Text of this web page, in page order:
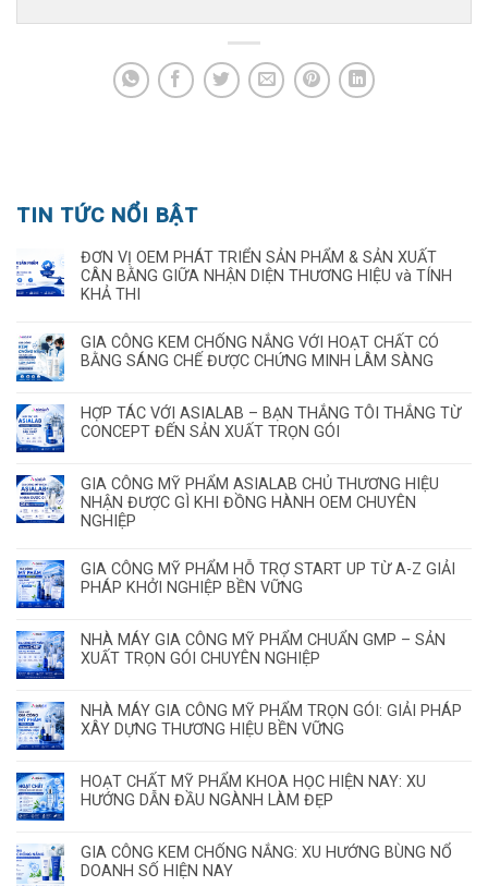
TIN TỨC NỔI BẬT
ĐƠN VỊ OEM PHÁT TRIỂN SẢN PHẨM & SẢN XUẤT
CÂN BẰNG GIỮA NHẬN DIỆN THƯƠNG HIỆU và TÍNH
KHẢ THI
GIA CÔNG KEM CHỐNG NẮNG VỚI HOẠT CHẤT CÓ
BẰNG SÁNG CHẾ ĐƯỢC CHỨNG MINH LÂM SÀNG
HỢP TÁC VỚI ASIALAB – BẠN THẮNG TÔI THẮNG TỪ
CONCEPT ĐẾN SẢN XUẤT TRỌN GÓI
GIA CÔNG MỸ PHẨM ASIALAB CHỦ THƯƠNG HIỆU
NHẬN ĐƯỢC GÌ KHI ĐỒNG HÀNH OEM CHUYÊN
NGHIỆP
GIA CÔNG MỸ PHẨM HỖ TRỢ START UP TỪ A-Z GIẢI
PHÁP KHỞI NGHIỆP BỀN VỮNG
NHÀ MÁY GIA CÔNG MỸ PHẨM CHUẨN GMP – SẢN
XUẤT TRỌN GÓI CHUYÊN NGHIỆP
NHÀ MÁY GIA CÔNG MỸ PHẨM TRỌN GÓI: GIẢI PHÁP
XÂY DỰNG THƯƠNG HIỆU BỀN VỮNG
HOẠT CHẤT MỸ PHẨM KHOA HỌC HIỆN NAY: XU
HƯỚNG DẪN ĐẦU NGÀNH LÀM ĐẸP
GIA CÔNG KEM CHỐNG NẮNG: XU HƯỚNG BÙNG NỔ
DOANH SỐ HIỆN NAY